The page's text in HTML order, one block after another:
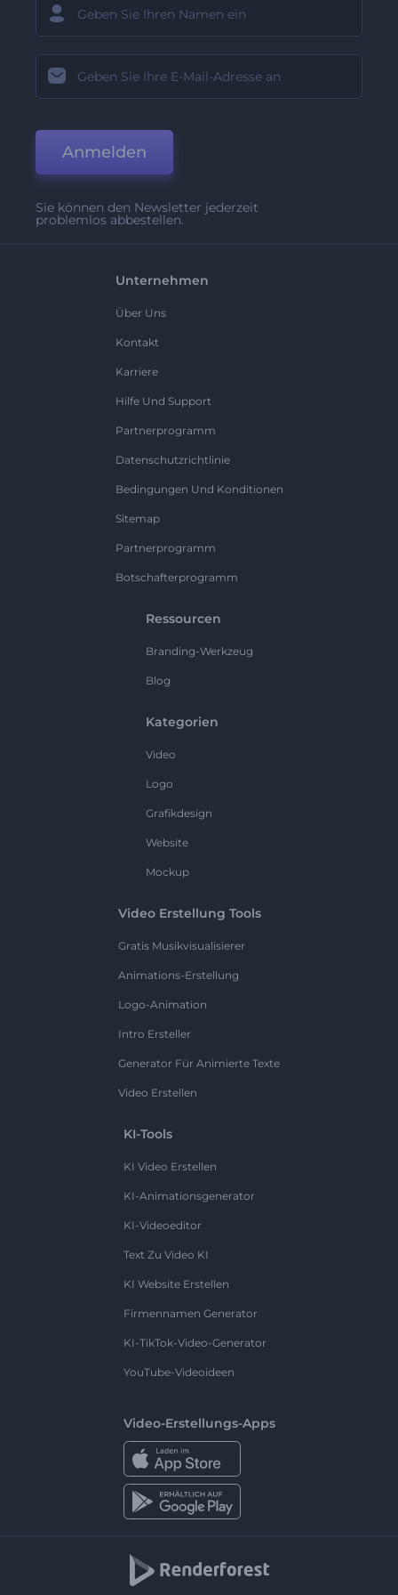
Anmelden
Sie können den Newsletter jederzeit
problemlos abbestellen.
Unternehmen
Über Uns
Kontakt
Karriere
Hilfe Und Support
Partnerprogramm
Datenschutzrichtlinie
Bedingungen Und Konditionen
Sitemap
Partnerprogramm
Botschafterprogramm
Ressourcen
Branding-Werkzeug
Blog
Kategorien
Video
Logo
Grafikdesign
Website
Mockup
Video Erstellung Tools
Gratis Musikvisualisierer
Animations-Erstellung
Logo-Animation
Intro Ersteller
Generator Für Animierte Texte
Video Erstellen
KI-Tools
KI Video Erstellen
KI-Animationsgenerator
KI-Videoeditor
Text Zu Video KI
KI Website Erstellen
Firmennamen Generator
KI-TikTok-Video-Generator
YouTube-Videoideen
Video-Erstellungs-Apps